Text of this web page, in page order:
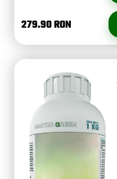
279.90 RON